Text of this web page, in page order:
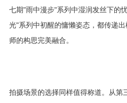
七期"雨中漫步"系列中湿润发丝下的
光"系列中初醒的慵懒姿态，都传递
师的构思完美融合。
拍摄场景的选择同样值得称道。从第